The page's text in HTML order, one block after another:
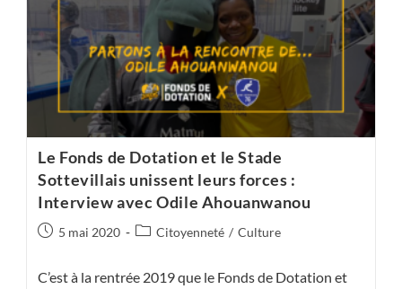
Le Fonds de Dotation et le Stade
Sottevillais unissent leurs forces :
Interview avec Odile Ahouanwanou
Publication
5 mai 2020
PostCitoyenneté / Culture
C’est à la rentrée 2019 que le Fonds de Dotation et